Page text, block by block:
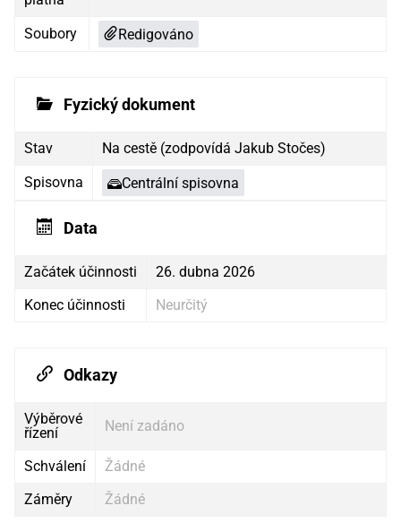
Soubory
Redigováno
Fyzický dokument
Stav
Na cestě (zodpovídá Jakub Stočes)
Spisovna
Centrální spisovna
Data
Začátek účinnosti
26. dubna 2026
Konec účinnosti
Neurčitý
Odkazy
Výběrové
řízení
Není zadáno
Schválení
Žádné
Záměry
Žádné